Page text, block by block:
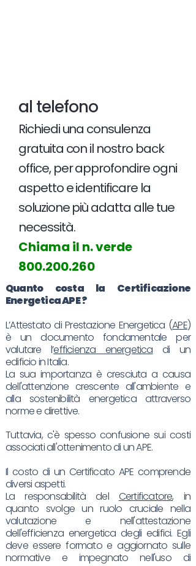
al telefono
Richiedi una consulenza
gratuita con il nostro back
office, per approfondire ogni
aspetto e identificare la
soluzione più adatta alle tue
necessità.
Chiama il n. verde
800.200.260
Quanto costa la Certificazione
EnergeticaAPE?
L’Attestato di Prestazione Energetica (APE)
è un documento fondamentale per
valutare l’efficienza energetica di un
edificio in Italia.
La sua importanza è cresciuta a causa
dell'attenzione crescente all'ambiente e
alla sostenibilità energetica attraverso
norme e direttive.
Tuttavia, c'è spesso confusione sui costi
associati all'ottenimento di un APE.
Il costo di un Certificato APE comprende
diversi aspetti.
La responsabilità del Certificatore, in
quanto svolge un ruolo cruciale nella
valutazione e nell'attestazione
dell'efficienza energetica degli edifici. Egli
deve essere formato e aggiornato sulle
normative e impegnato nell'uso di